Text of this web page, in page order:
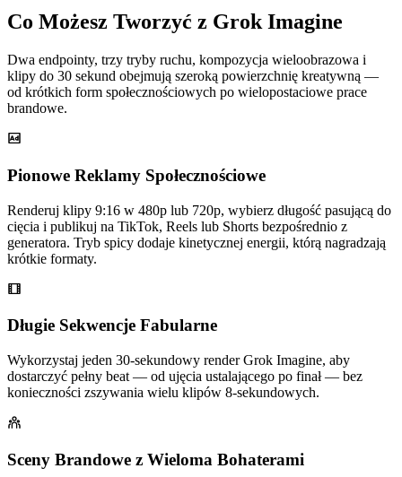
Co Możesz Tworzyć z Grok Imagine
Dwa endpointy, trzy tryby ruchu, kompozycja wieloobrazowa i
klipy do 30 sekund obejmują szeroką powierzchnię kreatywną —
od krótkich form społecznościowych po wielopostaciowe prace
brandowe.
Pionowe Reklamy Społecznościowe
Renderuj klipy 9:16 w 480p lub 720p, wybierz długość pasującą do
cięcia i publikuj na TikTok, Reels lub Shorts bezpośrednio z
generatora. Tryb spicy dodaje kinetycznej energii, którą nagradzają
krótkie formaty.
Długie Sekwencje Fabularne
Wykorzystaj jeden 30-sekundowy render Grok Imagine, aby
dostarczyć pełny beat — od ujęcia ustalającego po finał — bez
konieczności zszywania wielu klipów 8-sekundowych.
Sceny Brandowe z Wieloma Bohaterami